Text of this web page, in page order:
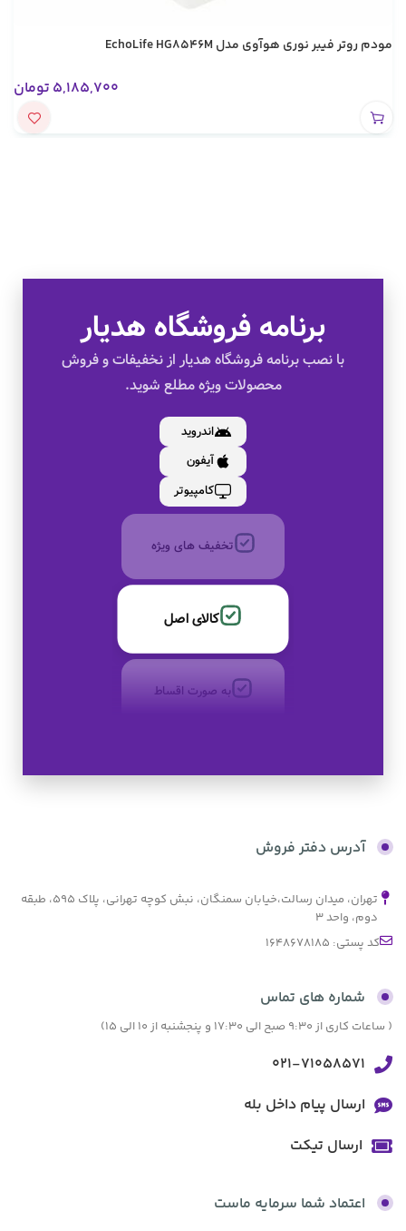
مودم روتر فیبر نوری هوآوی مدل EchoLife HG8546M
5,185,700 تومان
برنامه فروشگاه هدیار
با نصب برنامه فروشگاه هدیار از نخفیفات و فروش
محصولات ویژه مطلع شوید.
اندروید
آیفون
کامپیوتر
به صورت اقساط
بدون کارمزد
تخفیف های ویژه
کالای اصل
به صورت اقساط
آدرس دفتر فروش
تهران، میدان رسالت،خیابان سمنگان، نبش کوچه تهرانی، پلاک ۵۹۵، طبقه
دوم، واحد ۳
کد پستی: 1648678185
شماره های تماس
( ساعات کاری از 9:30 صبح الی 17:30 و پنجشنبه از 10 الی 15)
021-71058571
ارسال پیام داخل بله
ارسال تیکت
اعتماد شما سرمایه ماست